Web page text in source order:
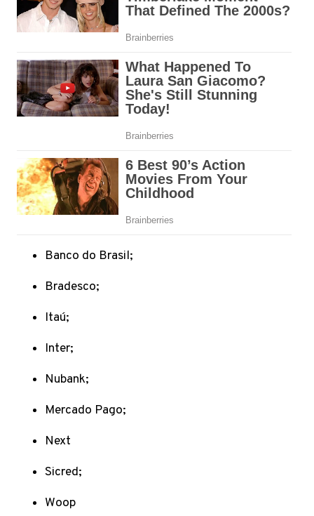
Banco do Brasil;
Bradesco;
Itaú;
Inter;
Nubank;
Mercado Pago;
Next
Sicred;
Woop